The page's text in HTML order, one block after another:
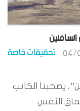
تحقيقات خاصة
يصحبنا الكاتب
النفس